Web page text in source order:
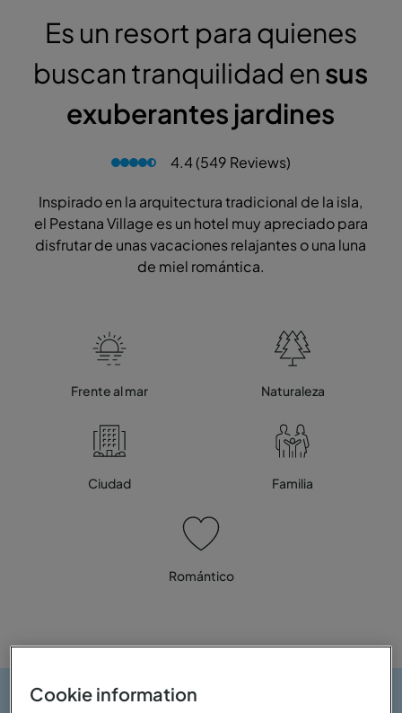
Es un resort para quienes
buscan tranquilidad ensus
exuberantes jardines
4.4 (549 Reviews)
Inspirado en la arquitectura tradicional de la isla,
el Pestana Village es un hotel muy apreciado para
disfrutar de unas vacaciones relajantes o una luna
de miel romántica.
Frente al mar Naturaleza
Ciudad Familia
Romántico
Cookie information